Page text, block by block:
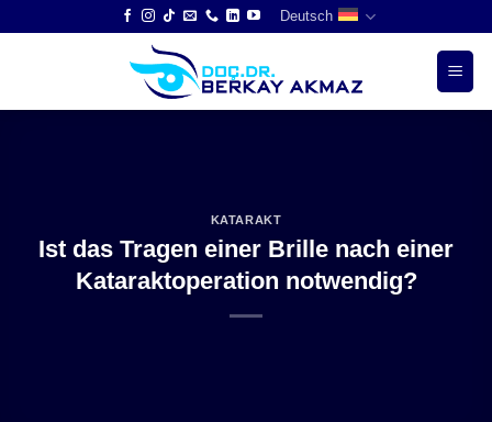
Deutsch
KATARAKT
Ist das Tragen einer Brille nach einer
Kataraktoperation notwendig?